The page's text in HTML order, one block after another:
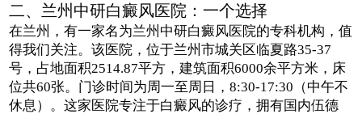
二、兰州中研白癜风医院：一个选择
在兰州，有一家名为兰州中研白癜风医院的专科机构，值
得我们关注。该医院，位于兰州市城关区临夏路35-37
号，占地面积2514.87平方，建筑面积6000余平方米，床
位共60张。门诊时间为周一至周日，8:30-17:30（中午不
休息）。这家医院专注于白癜风的诊疗，拥有国内伍德